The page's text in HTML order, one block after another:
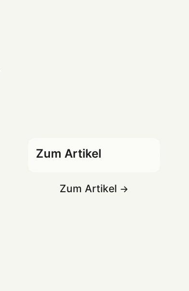
Zum Artikel
Zum Artikel